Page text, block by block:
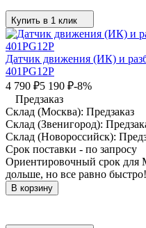
Купить в 1 клик
Датчик движения (ИК) и
401PG12P
4 790 ₽5 190 ₽-8%
Предзаказ
Склад (Москва): Предзаказ
Склад (Звенигород):
Склад (Новороссийск):
Срок поставки - по запросу
Ориентировочный срок
дольше, но все равно быстро!
В корзину